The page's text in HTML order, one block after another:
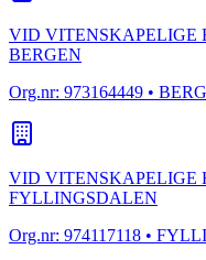
VID VITENSKAPELIGE
BERGEN
Org.nr: 973164449 •
VID VITENSKAPELIGE
FYLLINGSDALEN
Org.nr: 974117118 •